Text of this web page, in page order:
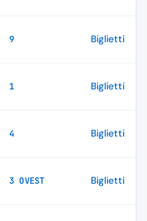
9 Biglietti
1 Biglietti
4 Biglietti
3 OVEST Biglietti